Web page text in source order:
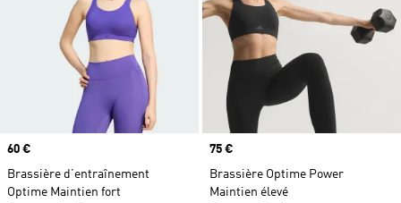
Prix
60 €
Brassière d’entraînement
Optime Maintien fort
Prix
75 €
Brassière Optime Power
Maintien élevé